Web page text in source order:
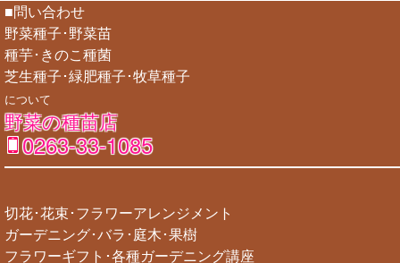
■問い合わせ
野菜種子･野菜苗
種芋･きのこ種菌
芝生種子･緑肥種子･牧草種子
について
野菜の種苗店
0263-33-1085
切花･花束･フラワーアレンジメント
ガーデニング･バラ･庭木･果樹
フラワーギフト･各種ガーデニング講座